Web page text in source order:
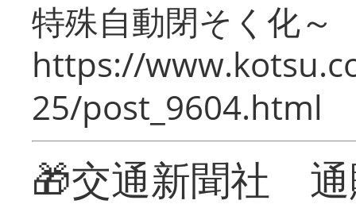
特殊自動閉そく化～
https://
25/post_9604.html
🎁交通新聞社